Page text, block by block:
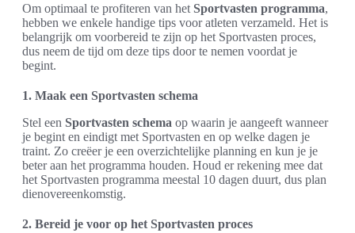
Om optimaal te profiteren van het Sportvasten programma,
hebben we enkele handige tips voor atleten verzameld. Het is
belangrijk om voorbereid te zijn op het Sportvasten proces,
dus neem de tijd om deze tips door te nemen voordat je
begint.
1. Maak een Sportvasten schema
Stel een Sportvasten schema op waarin je aangeeft wanneer
je begint en eindigt met Sportvasten en op welke dagen je
traint. Zo creëer je een overzichtelijke planning en kun je je
beter aan het programma houden. Houd er rekening mee dat
het Sportvasten programma meestal 10 dagen duurt, dus plan
dienovereenkomstig.
2. Bereid je voor op het Sportvasten proces